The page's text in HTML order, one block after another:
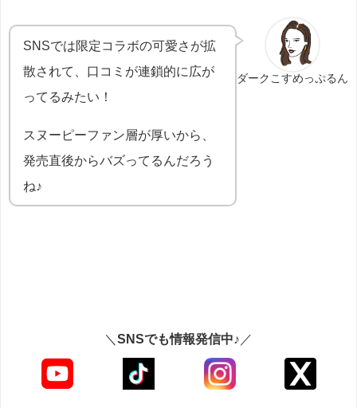
ダークこすめっぷるん
SNSでは限定コラボの可愛さが拡
散されて、口コミが連鎖的に広が
ってるみたい！
スヌーピーファン層が厚いから、
発売直後からバズってるんだろう
ね♪
＼ SNSでも情報発信中♪ ／